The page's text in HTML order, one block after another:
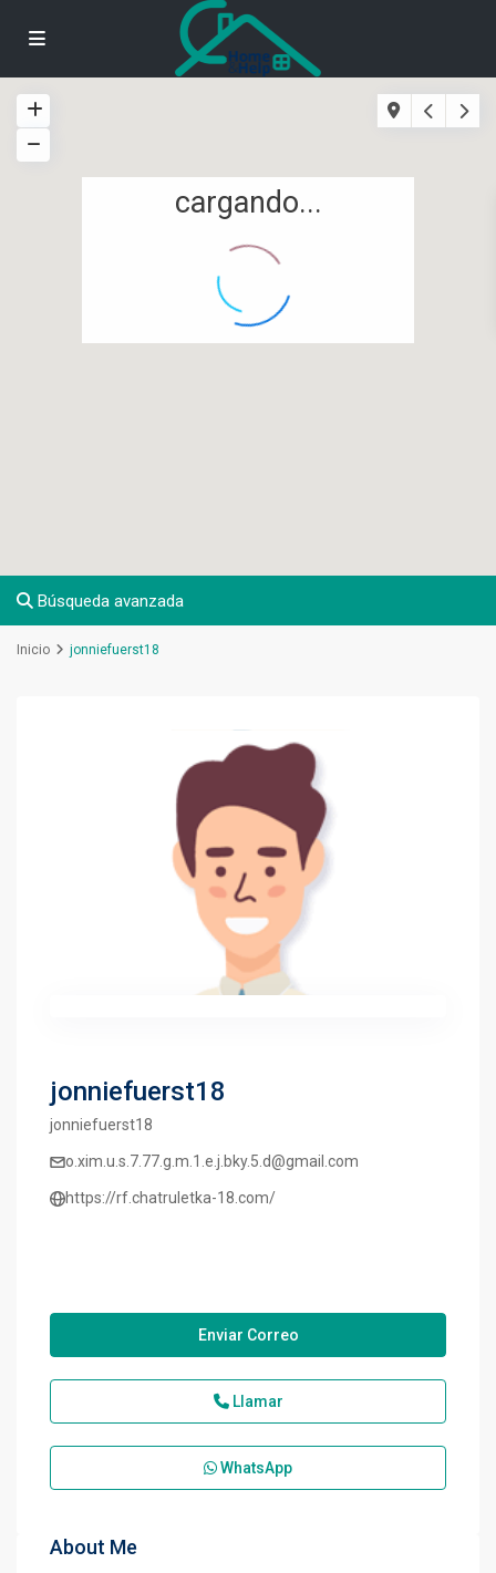
cargando...
Búsqueda avanzada
Inicio jonniefuerst18
jonniefuerst18
jonniefuerst18
o.xim.u.s.7.77.g.m.1.e.j.bky.5.d@gmail.com
https://rf.chatruletka-18.com/
Enviar Correo
Llamar
WhatsApp
About Me